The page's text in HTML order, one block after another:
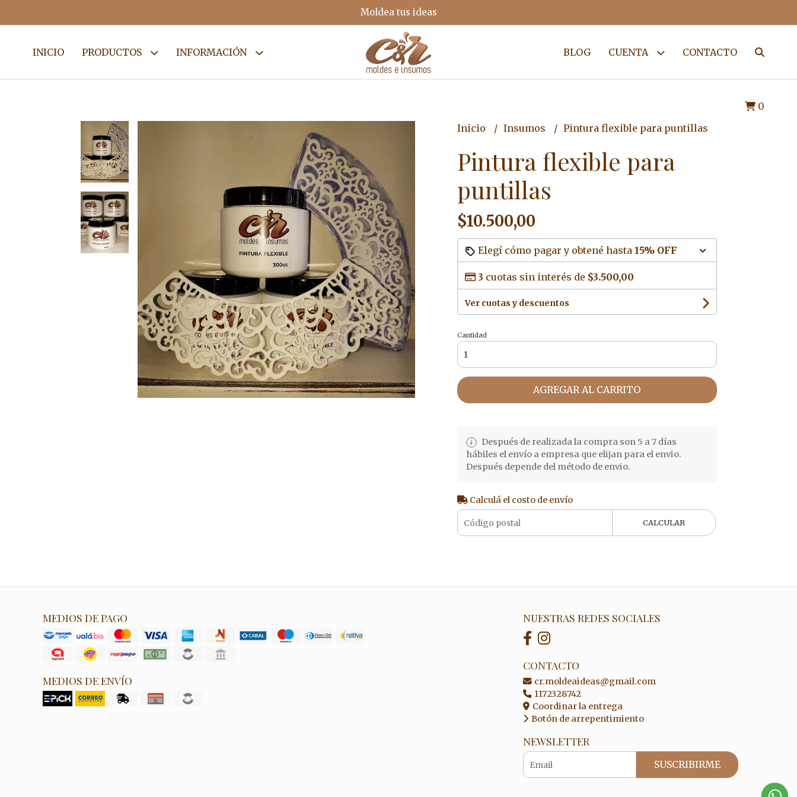
Moldea tus ideas
INICIO PRODUCTOS INFORMACIÓN BLOG CUENTA CONTACTO
0
Inicio
Insumos Pintura flexible para puntillas
Pintura flexible para
puntillas
$10.500,00
Elegí cómo pagar y obtené hasta 15% OFF
3 cuotas sin interés de $3.500,00
Ver cuotas y descuentos
Cantidad
AGREGAR AL CARRITO
Después de realizada la compra son 5 a 7 días
hábiles el envío a empresa que elijan para el envio.
Después depende del método de envio.
Calculá el costo de envío
CALCULAR
MEDIOS DE PAGO
MEDIOS DE ENVÍO
NUESTRAS REDES SOCIALES
CONTACTO
cr.moldeaideas@gmail.com
1172328742
Coordinar la entrega
Botón de arrepentimiento
NEWSLETTER
SUSCRIBIRME